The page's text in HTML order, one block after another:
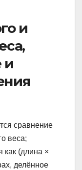
и
и
сравнение
веса;
как (длина ×
делённое